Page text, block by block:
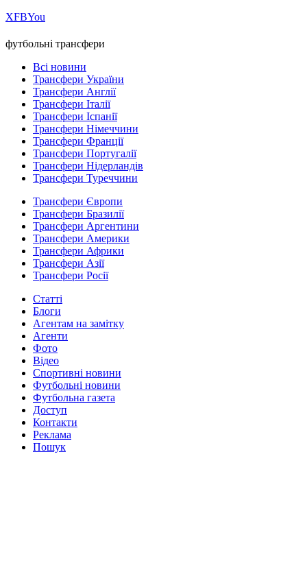
ХFBYou
футбольні трансфери
Всі новини
Трансфери України
Трансфери Англії
Трансфери Італії
Трансфери Іспанії
Трансфери Німеччини
Трансфери Франції
Трансфери Португалії
Трансфери Нідерландів
Трансфери Туреччини
Трансфери Європи
Трансфери Бразилії
Трансфери Аргентини
Трансфери Америки
Трансфери Африки
Трансфери Азії
Трансфери Росії
Статті
Блоги
Агентам на замітку
Агенти
Фото
Відео
Спортивні новини
Футбольні новини
Футбольна газета
Доступ
Контакти
Реклама
Пошук